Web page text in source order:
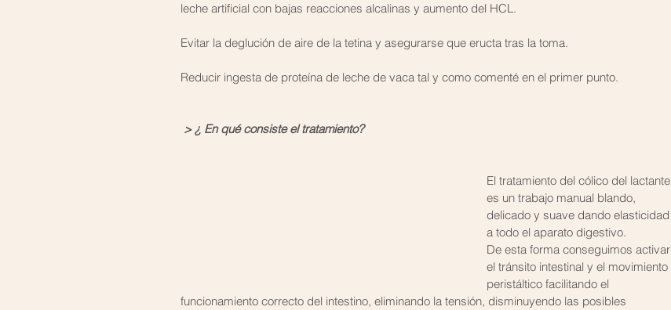
leche artificial con bajas reacciones alcalinas y aumento del HCL.
Evitar la deglución de aire de la tetina y asegurarse que eructa tras la toma.
Reducir ingesta de proteína de leche de vaca tal y como comenté en el primer punto.
> ¿ En qué consiste el tratamiento?
El tratamiento del cólico del lactante
es un trabajo manual blando,
delicado y suave dando elasticidad
a todo el aparato digestivo.
De esta forma conseguimos activar
el tránsito intestinal y el movimiento
peristáltico facilitando el
funcionamiento correcto del intestino, eliminando la tensión, disminuyendo las posibles